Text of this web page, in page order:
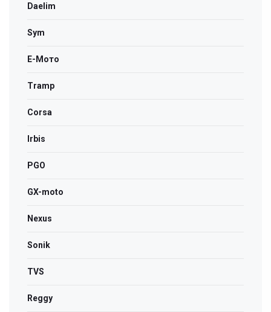
Daelim
Sym
Е-Мото
Tramp
Corsa
Irbis
PGO
GX-moto
Nexus
Sonik
TVS
Reggy